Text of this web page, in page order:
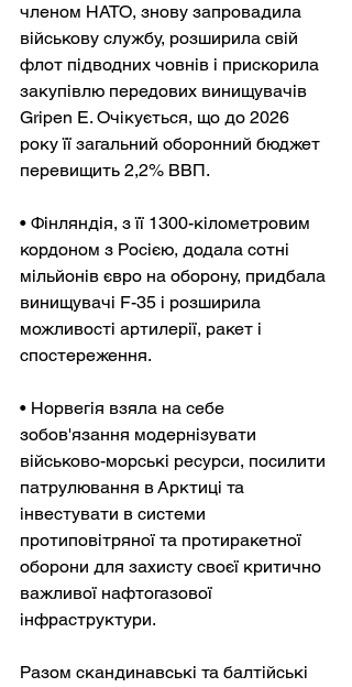
членом НАТО, знову запровадила
військову службу, розширила свій
флот підводних човнів і прискорила
закупівлю передових винищувачів
Gripen E. Очікується, що до 2026
року її загальний оборонний бюджет
перевищить 2,2% ВВП.
• Фінляндія, з її 1300-кілометровим
кордоном з Росією, додала сотні
мільйонів євро на оборону, придбала
винищувачі F-35 і розширила
можливості артилерії, ракет і
спостереження.
• Норвегія взяла на себе
зобов'язання модернізувати
військово-морські ресурси, посилити
патрулювання в Арктиці та
інвестувати в системи
протиповітряної та протиракетної
оборони для захисту своєї критично
важливої нафтогазової
інфраструктури.
Разом скандинавські та балтійські